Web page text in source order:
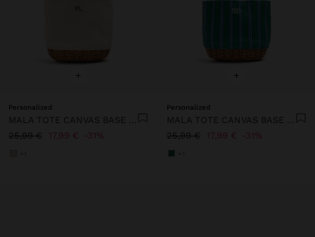
+
Personalized
25,99 €
17,99 € 31%
+
Personalized
25,99 €
17,99 € 31%